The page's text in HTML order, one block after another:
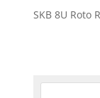
SKB 8U Roto